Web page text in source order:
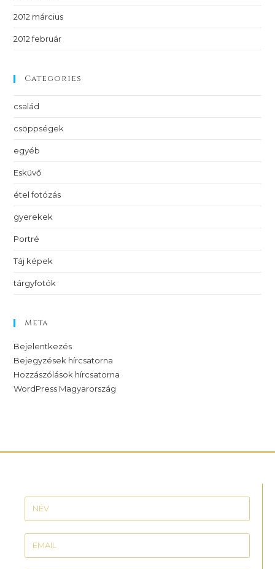
2012 március
2012 február
Categories
család
csöppségek
egyéb
Esküvő
étel fotózás
gyerekek
Portré
Táj képek
tárgyfotók
Meta
Bejelentkezés
Bejegyzések hírcsatorna
Hozzászólások hírcsatorna
WordPress Magyarország